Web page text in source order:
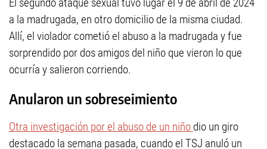
a la madrugada, en otro domicilio de la misma ciudad.
Allí, el violador cometió el abuso a la madrugada y fue
sorprendido por dos amigos del niño que vieron lo que
ocurría y salieron corriendo.
Anularon un sobreseimiento
Otra investigación por el abuso de un niño dio un giro
destacado la semana pasada, cuando el TSJ anuló un